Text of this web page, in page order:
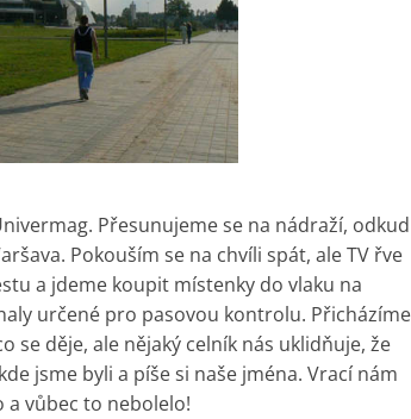
Přesunujeme se na nádraží, odkud
Pokouším se na chvíli spát, ale TV řve
a jdeme koupit místenky do vlaku na
určené pro pasovou kontrolu. Přicházíme
se děje, ale nějaký celník nás uklidňuje, že
jsme byli a píše si naše jména. Vrací nám
a vůbec to nebolelo!